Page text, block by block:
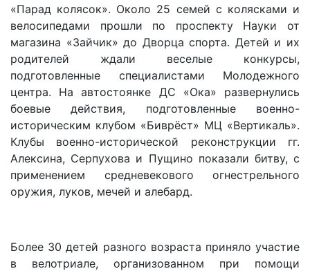
«Парад колясок». Около 25 семей с колясками и
велосипедами прошли по проспекту Науки от
магазина «Зайчик» до Дворца спорта. Детей и их
родителей ждали веселые конкурсы,
подготовленные специалистами Молодежного
центра. На автостоянке ДС «Ока» развернулись
боевые действия, подготовленные военно-
историческим клубом «Биврёст» МЦ «Вертикаль».
Клубы военно-исторической реконструкции гг.
Алексина, Серпухова и Пущино показали битву, с
применением средневекового огнестрельного
оружия, луков, мечей и алебард.
Более 30 детей разного возраста приняло участие
в велотриале, организованном при помощи